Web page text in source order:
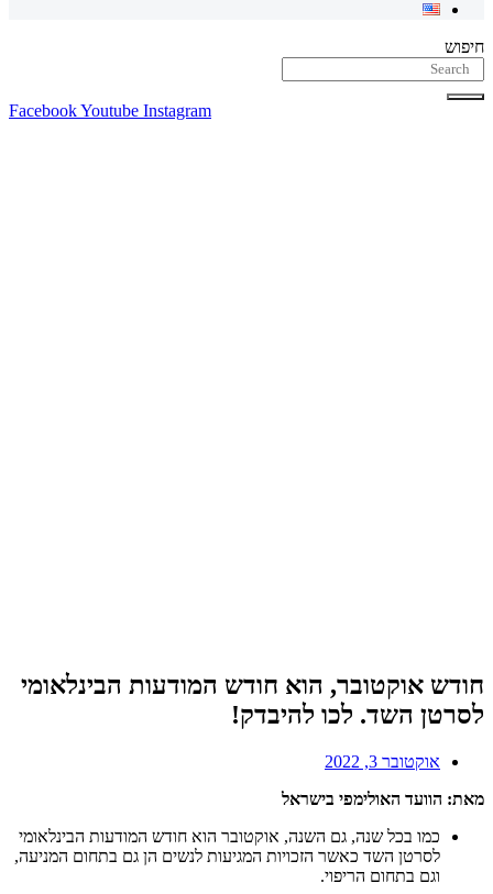
חיפוש
FacebookYoutube Instagram
חודש אוקטובר, הוא חודש המודעות הבינלאומי
לסרטן השד. לכו להיבדק!
אוקטובר 3, 2022
מאת: הוועד האולימפי בישראל
כמו בכל שנה, גם השנה, אוקטובר הוא חודש המודעות הבינלאומי
לסרטן השד כאשר הזכויות המגיעות לנשים הן גם בתחום המניעה,
וגם בתחום הריפוי.